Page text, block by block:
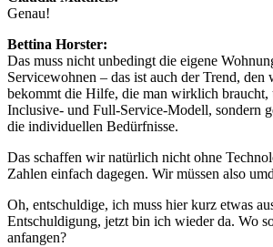
Genau!
Bettina Horster:
Das muss nicht unbedingt die eigene
Servicewohnen – das ist auch der Trend, den
bekommt die Hilfe, die man wirklich braucht,
Inclusive- und Full-Service-Modell, sondern
die individuellen Bedürfnisse.
Das schaffen wir natürlich nicht ohne
Zahlen einfach dagegen. Wir müssen also
Oh, entschuldige, ich muss hier kurz etwas
Entschuldigung, jetzt bin ich wieder da. Wo
anfangen?